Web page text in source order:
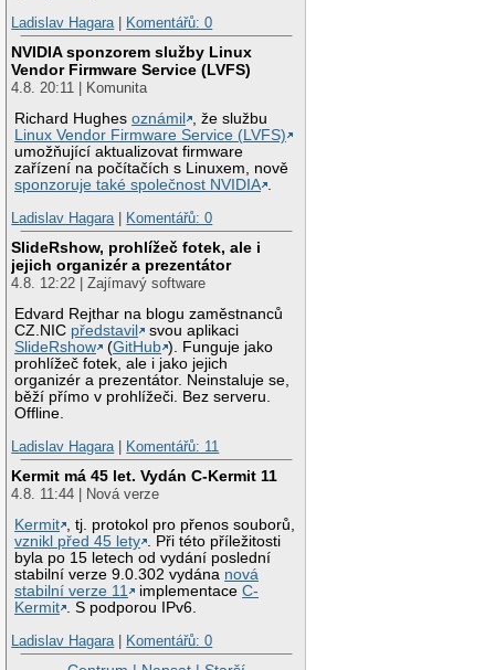
Ladislav Hagara| Komentářů: 0
NVIDIA sponzorem služby Linux
Vendor Firmware Service (LVFS)
4.8. 20:11 | Komunita
Richard Hughesoznámil
, že službu
Linux Vendor Firmware Service (LVFS)
umožňující aktualizovat firmware
zařízení na počítačích s Linuxem, nově
sponzoruje také společnost NVIDIA .
Ladislav Hagara| Komentářů: 0
SlideRshow, prohlížeč fotek, ale i
jejich organizér a prezentátor
4.8. 12:22 | Zajímavý software
Edvard Rejthar na blogu zaměstnanců
CZ.NIC představil
svou aplikaci
SlideRshow
(GitHub ). Funguje jako
prohlížeč fotek, ale i jako jejich
organizér a prezentátor. Neinstaluje se,
běží přímo v prohlížeči. Bez serveru.
Offline.
Ladislav Hagara| Komentářů: 11
Kermit má 45 let. Vydán C-Kermit 11
4.8. 11:44 | Nová verze
Kermit , tj. protokol pro přenos souborů,
vznikl před 45 lety . Při této příležitosti
byla po 15 letech od vydání poslední
stabilní verze 9.0.302 vydána nová
stabilní verze 11
implementaceC-
Kermit . S podporou IPv6.
Ladislav Hagara| Komentářů: 0